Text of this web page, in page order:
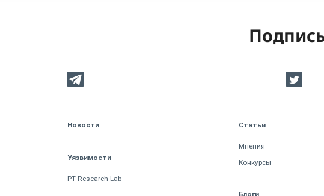
Новости
Уязвимости
PT Research Lab
Статьи
Мнения
Конкурсы
Блоги